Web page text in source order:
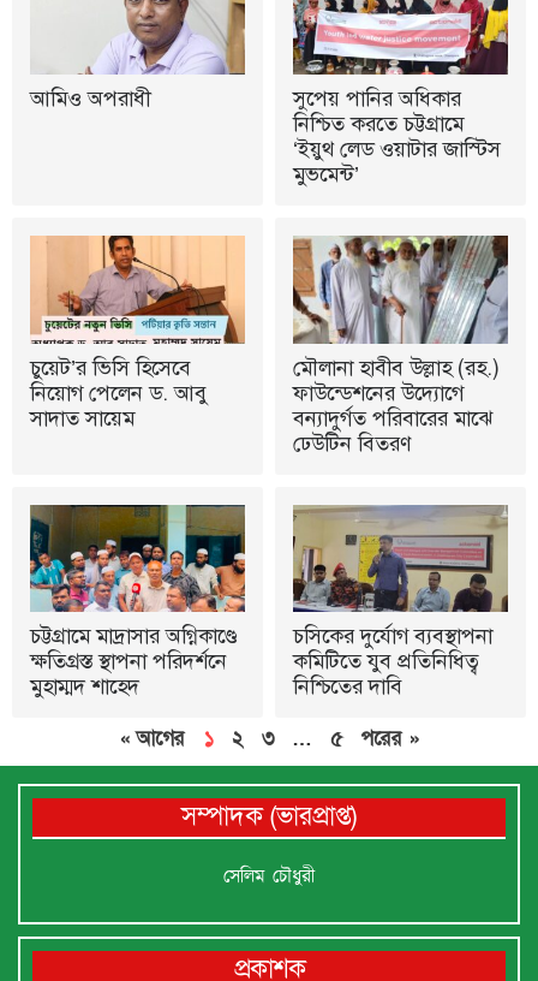
আমিও অপরাধী
সুপেয় পানির অধিকার
নিশ্চিত করতে চট্টগ্রামে
‘ইয়ুথ লেড ওয়াটার জাস্টিস
মুভমেন্ট’
চুয়েট’র ভিসি হিসেবে
নিয়োগ পেলেন ড. আবু
সাদাত সায়েম
মৌলানা হাবীব উল্লাহ (রহ.)
ফাউন্ডেশনের উদ্যোগে
বন্যাদুর্গত পরিবারের মাঝে
ঢেউটিন বিতরণ
চট্টগ্রামে মাদ্রাসার অগ্নিকাণ্ডে
ক্ষতিগ্রস্ত স্থাপনা পরিদর্শনে
মুহাম্মদ শাহেদ
চসিকের দুর্যোগ ব্যবস্থাপনা
কমিটিতে যুব প্রতিনিধিত্ব
নিশ্চিতের দাবি
« আগের ১ ২ ৩ … ৫ পরের »
সম্পাদক (ভারপ্রাপ্ত)
সেলিম চৌধুরী
প্রকাশক